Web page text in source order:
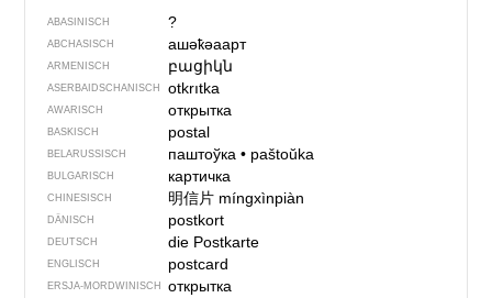
ABASINISCH ?
ABCHASISCH ашәҟәаарт
ARMENISCH բացիկն
ASERBAIDSCHANISCH otkrıtka
AWARISCH открытка
BASKISCH postal
BELARUSSISCH паштоўка• paštoŭka
BULGARISCH картичка
CHINESISCH 明信片 míngxìnpiàn
DÄNISCH postkort
DEUTSCH die Postkarte
ENGLISCH postcard
ERSJA-MORDWINISCH открытка